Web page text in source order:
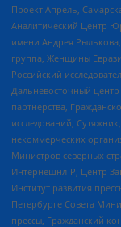
Проект Апрель,
Аналитический Центр
имени Андрея
группа, Женщины
Российский
Дальневосточный
партнерства,
исследований,
некоммерческих
Министров северных
Интернешнл-Р, Центр
Институт развития
Петербурге Совета
прессы, Гражданский